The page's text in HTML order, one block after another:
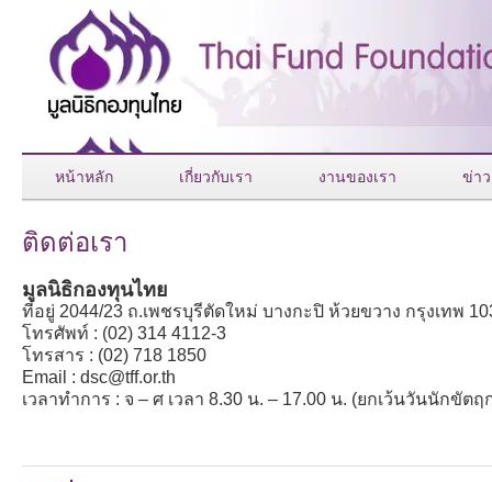
หน้าหลัก เกี่ยวกับเรา งานของเรา ข่าว
ติดต่อเรา
มูลนิธิกองทุนไทย
ที่อยู่ 2044/23 ถ.เพชรบุรีตัดใหม่ บางกะปิ ห้วยขวาง กรุงเทพ
โทรศัพท์ : (02) 314 4112-3
โทรสาร : (02) 718 1850
Email : dsc@tff.or.th
เวลาทำการ : จ – ศ เวลา 8.30 น. – 17.00 น. (ยกเว้นวันนักขัตฤ